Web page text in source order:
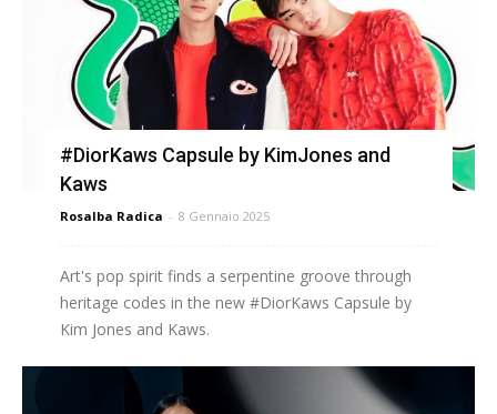
#DiorKaws Capsule by KimJones and
Kaws
Rosalba Radica - 8 Gennaio 2025
Art's pop spirit finds a serpentine groove through
heritage codes in the new #DiorKaws Capsule by
Kim Jones and Kaws.